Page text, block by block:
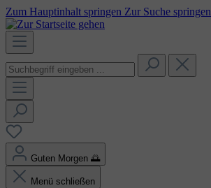
Zum Hauptinhalt springen Zur Suche springen
Guten Morgen 🌅
Menü schließen